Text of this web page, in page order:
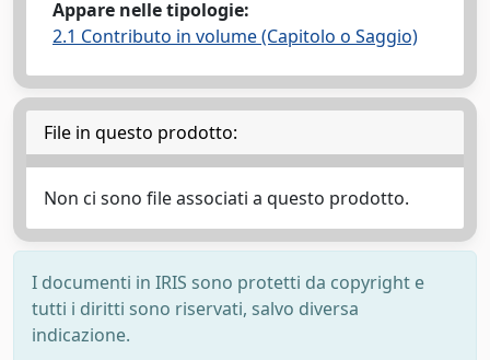
Appare nelle tipologie:
2.1 Contributo in volume (Capitolo o Saggio)
File in questo prodotto:
Non ci sono file associati a questo prodotto.
I documenti in IRIS sono protetti da copyright e
tutti i diritti sono riservati, salvo diversa
indicazione.